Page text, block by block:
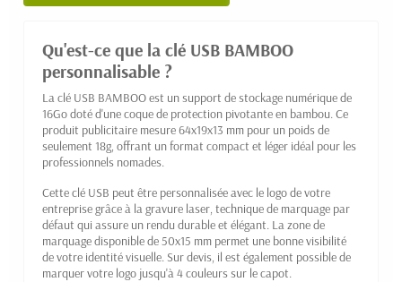
Qu'est-ce que la clé USB BAMBOO
personnalisable ?
La clé USB BAMBOO est un support de stockage numérique de
16Go doté d'une coque de protection pivotante en bambou. Ce
produit publicitaire mesure 64x19x13 mm pour un poids de
seulement 18g, offrant un format compact et léger idéal pour les
professionnels nomades.
Cette clé USB peut être personnalisée avec le logo de votre
entreprise grâce à la gravure laser, technique de marquage par
défaut qui assure un rendu durable et élégant. La zone de
marquage disponible de 50x15 mm permet une bonne visibilité
de votre identité visuelle. Sur devis, il est également possible de
marquer votre logo jusqu'à 4 couleurs sur le capot.